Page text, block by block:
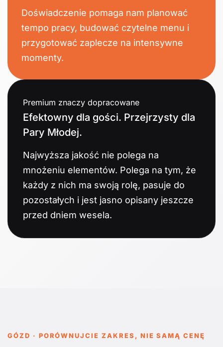
Doświadczenie pomaga nam planować
tempo pracy, budować czytelne menu i
przygotować zaplecze na intensywne
momenty.
Premium znaczy dopracowane
Efektowny dla gości. Przejrzysty dla
Pary Młodej.
Najwyższa jakość nie polega na
mnożeniu elementów. Polega na tym, że
każdy z nich ma swoją rolę, pasuje do
pozostałych i jest jasno opisany jeszcze
przed dniem wesela.
GÓZD · PORÓWNUJCIE ZAKRES, NIE SAMĄ CENĘ